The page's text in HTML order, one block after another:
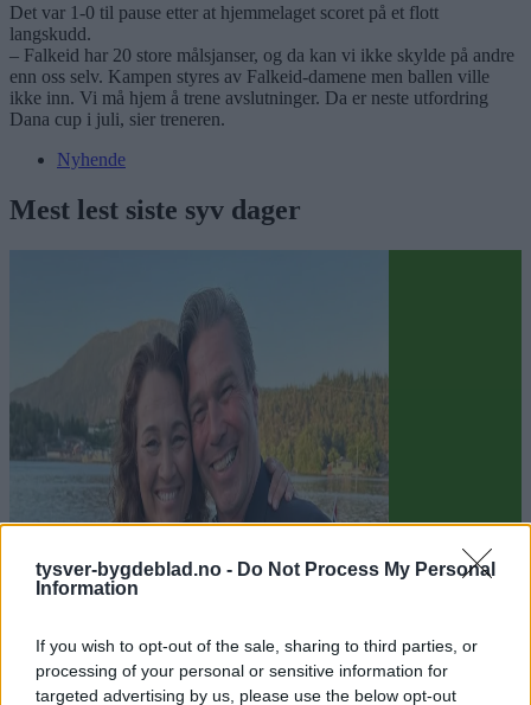
tysver-bygdeblad.no - Do Not Process My Personal
Information
If you wish to opt-out of the sale, sharing to third parties, or
processing of your personal or sensitive information for
targeted advertising by us, please use the below opt-out
Det var 1-0 til pause etter at hjemmelaget scoret på et flott
langskudd.
– Falkeid har 20 store målsjanser, og da kan vi ikke skylde på andre
enn oss selv. Kampen styres av Falkeid-damene men ballen ville
ikke inn. Vi må hjem å trene avslutninger. Da er neste utfordring
Dana cup i juli, sier treneren.
Nyhende
Mest lest siste syv dager
– Finner roen på hytta